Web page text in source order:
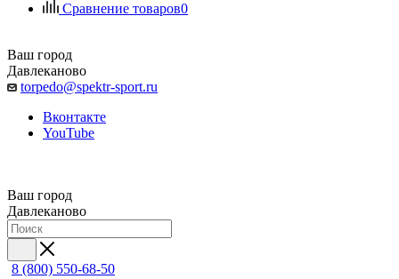
Сравнение товаров0
Ваш город
Давлеканово
torpedo@spektr-sport.ru
Вконтакте
YouTube
Ваш город
Давлеканово
8 (800) 550-68-50